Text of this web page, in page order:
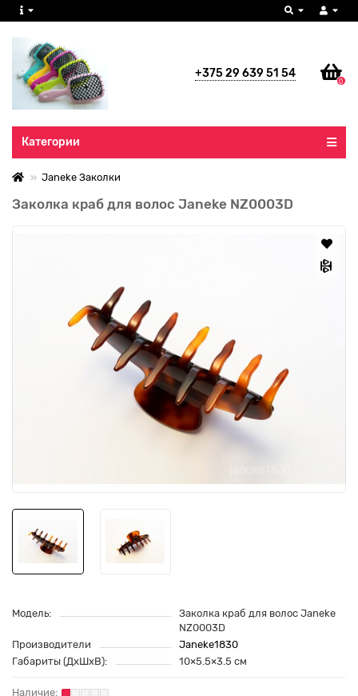
+375 29 639 51 54
0
Все категории
Категории
Janeke Заколки
Заколка краб для волос Janeke NZ0003D
Модель:
Заколка краб для волос Janeke
NZ0003D
Производители
Janeke1830
Габариты (ДхШхВ):
10×5.5×3.5 см